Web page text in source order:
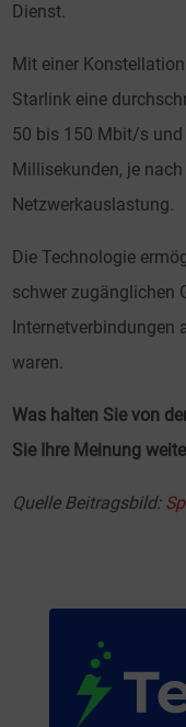
Dienst.
Mit einer
Starlink eine
50 bis 150 Mbit/s
Millisekunden, je
Netzwerkauslastung.
Die Technologie
schwer zugänglichen
Internetverbindungen
waren.
Was halten Sie von
Sie Ihre Meinung
Quelle Beitragsbild: